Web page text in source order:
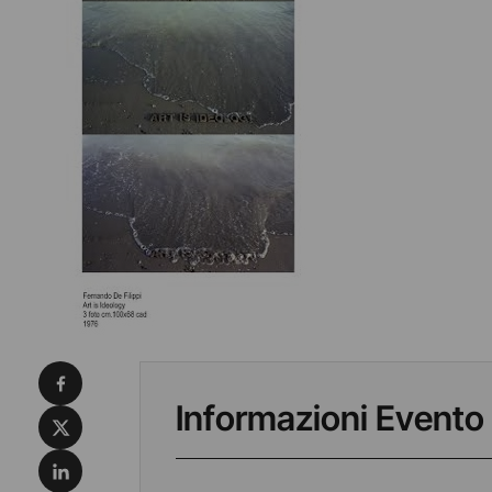
Informazioni Evento
Condividi su Facebook
Condividi su X
Condividi su LinkedIn